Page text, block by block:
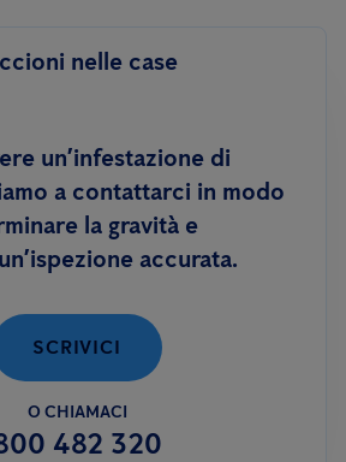
nelle case
un’infestazione di
a contattarci in modo
la gravità e
accurata.
SCRIVICI
O CHIAMACI
482 320